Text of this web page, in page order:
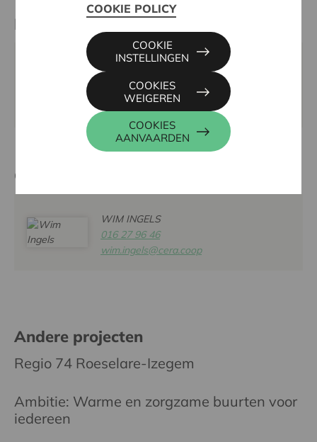
Partner
Chiro De Belhamel Dadizele, Ridder-Janlaan 3, 8890
MOORSLEDE
info@chirodadizele.be
Contactpersoon
WIM INGELS
016 27 96 46
wim.ingels@cera.coop
Andere projecten
Regio 74 Roeselare-Izegem
Ambitie: Warme en zorgzame buurten voor
iedereen
COOKIE POLICY
COOKIES
AANVAARDEN
COOKIES
WEIGEREN
COOKIE
INSTELLINGEN